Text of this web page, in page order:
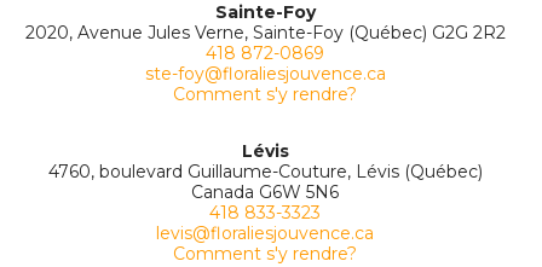
Sainte-Foy
2020, Avenue Jules Verne, Sainte-Foy (Québec) G2G 2R2
418 872-0869
ste-foy@floraliesjouvence.ca
Comment s'y rendre?
Lévis
4760, boulevard Guillaume-Couture, Lévis (Québec)
Canada G6W 5N6
418 833-3323
levis@floraliesjouvence.ca
Comment s'y rendre?